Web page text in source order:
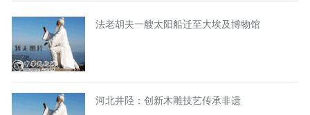
法老胡夫一艘太阳船迁至大埃及博物馆
河北井陉：创新木雕技艺传承非遗